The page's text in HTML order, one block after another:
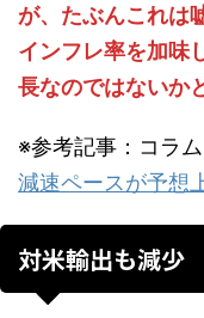
が、たぶんこれは
インフレ率を加味
長なのではないか
※参考記事：コラム
減速ペースが予想
対米輸出も減少